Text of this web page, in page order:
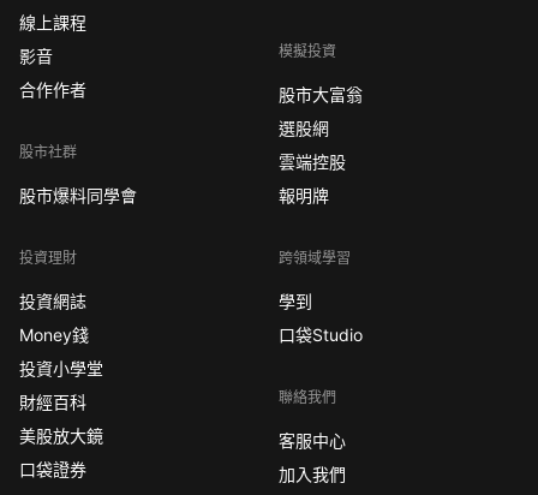
線上課程
影音
合作作者
股市社群
股市爆料同學會
投資理財
投資網誌
Money錢
投資小學堂
財經百科
美股放大鏡
口袋證券
模擬投資
股市大富翁
選股網
雲端控股
報明牌
跨領域學習
學到
口袋Studio
聯絡我們
客服中心
加入我們